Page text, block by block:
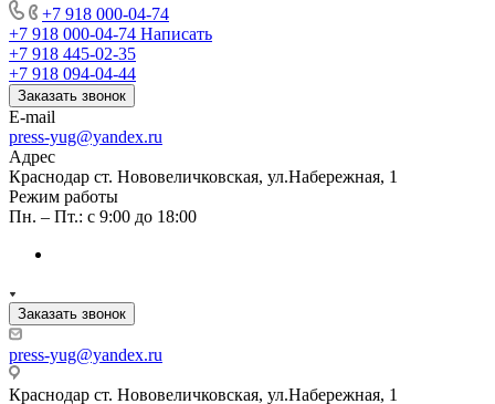
+7 918 000-04-74
+7 918 000-04-74 Написать
+7 918 445-02-35
+7 918 094-04-44
Заказать звонок
E-mail
press-yug@yandex.ru
Адрес
Краснодар ст. Нововеличковская, ул.Набережная, 1
Режим работы
Пн. – Пт.: с 9:00 до 18:00
Заказать звонок
press-yug@yandex.ru
Краснодар ст. Нововеличковская, ул.Набережная, 1